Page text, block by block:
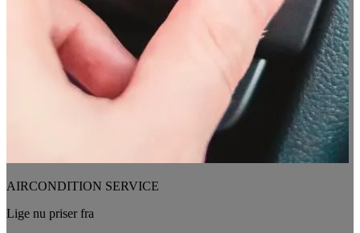
AIRCONDITION SERVICE
Lige nu priser fra